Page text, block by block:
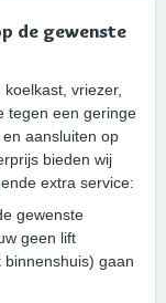
de gewenste
vriezer,
tegen een geringe
aansluiten op
bieden wij
extra service:
gewenste
geen lift
gaan